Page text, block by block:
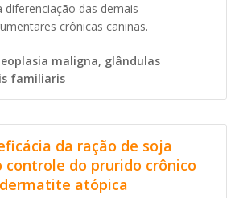
das demais
crônicas caninas.
maligna, glândulas
familiaris
da ração de soja
controle do prurido crônico
atópica